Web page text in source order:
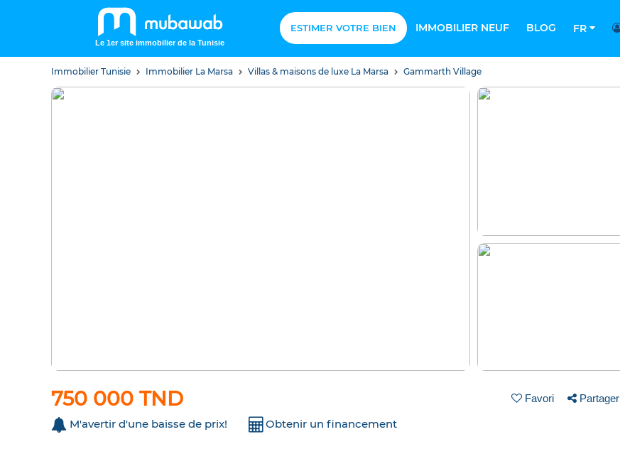
Le 1er site immobilier de la Tunisie
ESTIMER VOTRE BIEN IMMOBILIER NEUF BLOG FR
Immobilier Tunisie Immobilier La Marsa Villas & maisons de luxe La Marsa Gammarth Village
750 000 TND Favori Partager
M'avertir d'une baisse de prix! Obtenir un financement